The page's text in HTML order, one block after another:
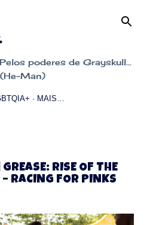
poderes de Grayskull...
Man)
MAIS…
RISE OF THE
RACING FOR PINKS